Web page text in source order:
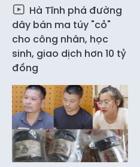
Hà Tĩnh phá đường
dây bán ma túy "cỏ"
cho công nhân, học
sinh, giao dịch hơn 10 tỷ
đồng